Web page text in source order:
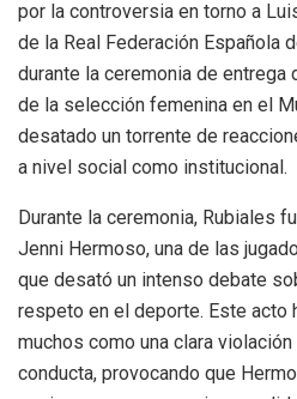
por la controversia en torno a
de la Real Federación Española
durante la ceremonia de
de la selección femenina en el
desatado un torrente de
a nivel social como institucional.
Durante la ceremonia, Rubiales
Jenni Hermoso, una de las
que desató un intenso debate
respeto en el deporte. Este acto
muchos como una clara
conducta, provocando que